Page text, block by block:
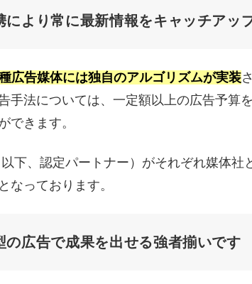
により常に最新情報をキャッチアッ
広告媒体には独自のアルゴリズムが実装
手法については、一定額以上の広告予算
できます。
下、認定パートナー）がそれぞれ媒体社
なっております。
の広告で成果を出せる強者揃いです